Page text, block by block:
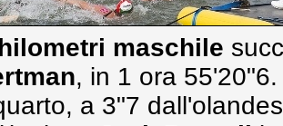
maschile
, in 1 ora
a 3"7